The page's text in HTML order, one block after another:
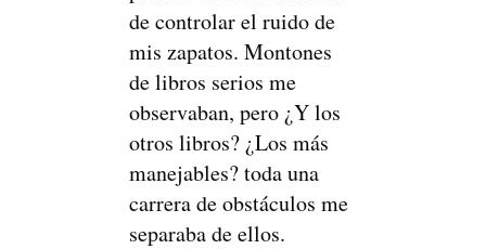
de controlar el ruido de
mis zapatos. Montones
de libros serios me
observaban, pero ¿Y los
otros libros? ¿Los más
manejables? toda una
carrera de obstáculos me
separaba de ellos.